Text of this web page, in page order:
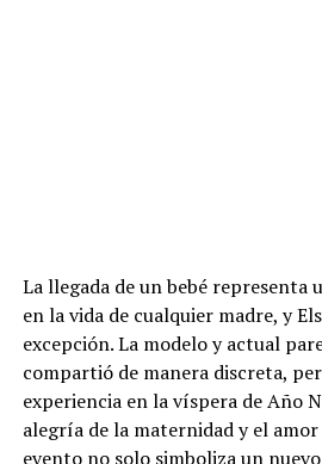
La llegada de un bebé representa
en la vida de cualquier madre, y
excepción. La modelo y actual
compartió de manera discreta,
experiencia en la víspera de Año
alegría de la maternidad y el
evento no solo simboliza un